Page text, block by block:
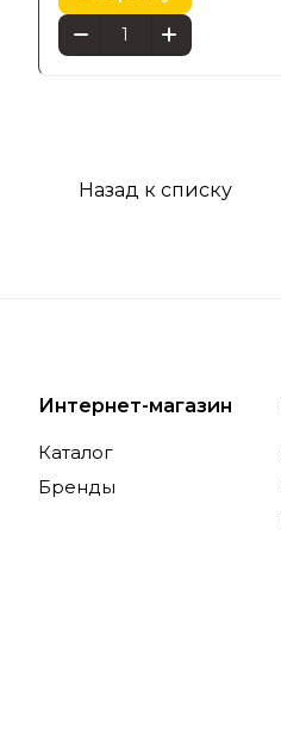
Назад к списку
Интернет-магазин
Каталог
Бренды